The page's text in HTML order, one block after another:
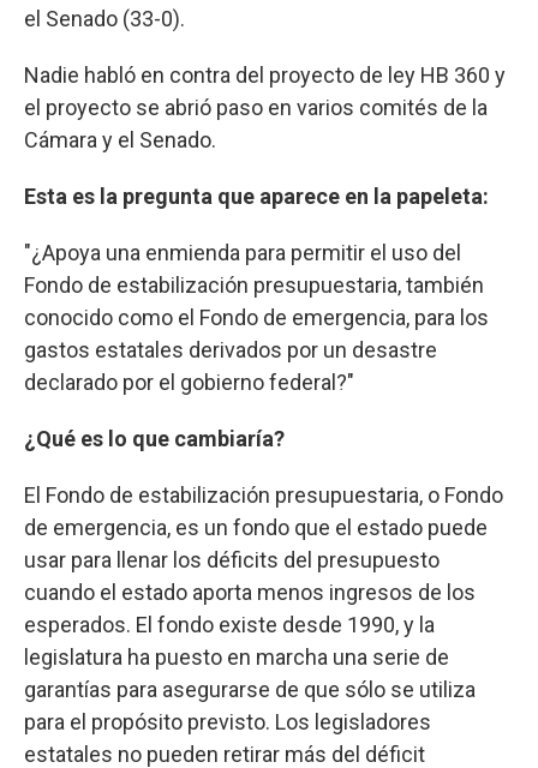
el Senado (33-0).
Nadie habló en contra del proyecto de ley HB 360 y
el proyecto se abrió paso en varios comités de la
Cámara y el Senado.
Esta es la pregunta que aparece en la papeleta:
"¿Apoya una enmienda para permitir el uso del
Fondo de estabilización presupuestaria, también
conocido como el Fondo de emergencia, para los
gastos estatales derivados por un desastre
declarado por el gobierno federal?"
¿Qué es lo que cambiaría?
El Fondo de estabilización presupuestaria, o Fondo
de emergencia, es un fondo que el estado puede
usar para llenar los déficits del presupuesto
cuando el estado aporta menos ingresos de los
esperados. El fondo existe desde 1990, y la
legislatura ha puesto en marcha una serie de
garantías para asegurarse de que sólo se utiliza
para el propósito previsto. Los legisladores
estatales no pueden retirar más del déficit